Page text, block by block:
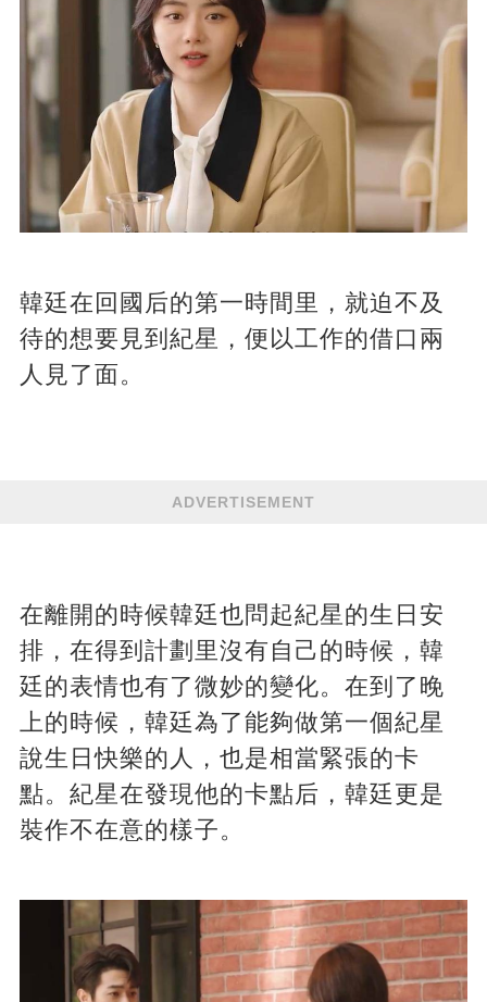
韓廷在回國后的第一時間里，就迫不及
待的想要見到紀星，便以工作的借口兩
人見了面。
ADVERTISEMENT
在離開的時候韓廷也問起紀星的生日安
排，在得到計劃里沒有自己的時候，韓
廷的表情也有了微妙的變化。在到了晚
上的時候，韓廷為了能夠做第一個紀星
說生日快樂的人，也是相當緊張的卡
點。紀星在發現他的卡點后，韓廷更是
裝作不在意的樣子。